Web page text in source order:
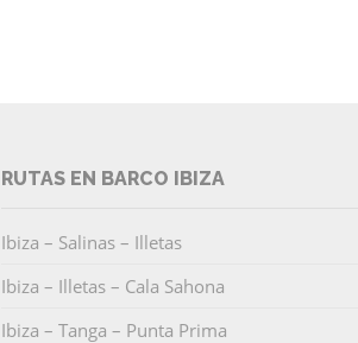
RUTAS EN BARCO IBIZA
Ibiza – Salinas – Illetas
Ibiza – Illetas – Cala Sahona
Ibiza – Tanga – Punta Prima